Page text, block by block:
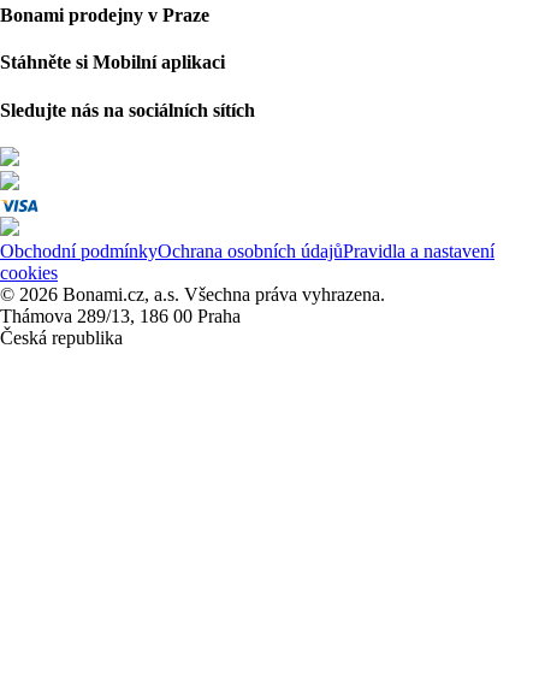
Bonami prodejny v Praze
Stáhněte si Mobilní aplikaci
Sledujte nás na sociálních sítích
Obchodní podmínkyOchrana osobních údajůPravidla a nastavení
cookies
© 2026 Bonami.cz, a.s. Všechna práva vyhrazena.
Thámova 289/13, 186 00 Praha
Česká republika